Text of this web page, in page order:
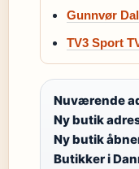
Gunnvør
TV3 Sport
Nuværende
Ny butik
Ny butik
Butikker i